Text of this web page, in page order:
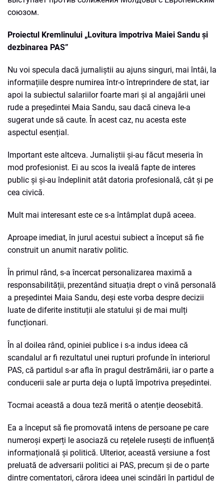
союзом.
Proiectul Kremlinului „Lovitura împotriva Maiei Sandu și
dezbinarea PAS”
Nu voi specula dacă jurnaliștii au ajuns singuri, mai întâi, la
informațiile despre numirea într-o întreprindere de stat, iar
apoi la subiectul salariilor foarte mari și al angajării unei
rude a președintei Maia Sandu, sau dacă cineva le-a
sugerat unde să caute. În acest caz, nu acesta este
aspectul esențial.
Important este altceva. Jurnaliștii și-au făcut meseria în
mod profesionist. Ei au scos la iveală fapte de interes
public și și-au îndeplinit atât datoria profesională, cât și pe
cea civică.
Mult mai interesant este ce s-a întâmplat după aceea.
Aproape imediat, în jurul acestui subiect a început să fie
construit un anumit narativ politic.
În primul rând, s-a încercat personalizarea maximă a
responsabilității, prezentând situația drept o vină personală
a președintei Maia Sandu, deși este vorba despre decizii
luate de diferite instituții ale statului și de mai mulți
funcționari.
În al doilea rând, opiniei publice i s-a indus ideea că
scandalul ar fi rezultatul unei rupturi profunde în interiorul
PAS, că partidul s-ar afla în pragul destrămării, iar o parte a
conducerii sale ar purta deja o luptă împotriva președintei.
Tocmai această a doua teză merită o atenție deosebită.
Ea a început să fie promovată intens de persoane pe care
numeroși experți le asociază cu rețelele rusești de influență
informațională și politică. Ulterior, această versiune a fost
preluată de adversarii politici ai PAS, precum și de o parte
dintre comentatori, cărora ideea unei scindări în partidul de